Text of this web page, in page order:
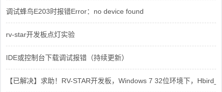
调试蜂鸟E203时报错Error：no device found
rv-star开发板点灯实验
IDE或控制台下载调试报错（持续更新）
【已解决】求助！RV-STAR开发板，Windows 7 32位环境下，